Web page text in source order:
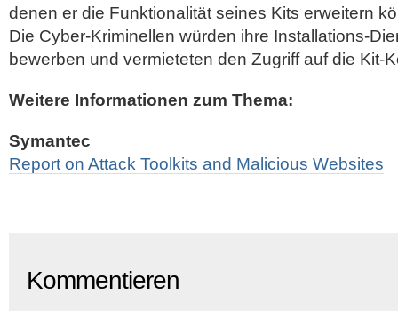
denen er die Funktionalität seines Kits erweitern
Die Cyber-Kriminellen würden ihre Installations-
bewerben und vermieteten den Zugriff auf die Kit-
Weitere Informationen zum Thema:
Symantec
Report on Attack Toolkits and Malicious Websites
Kommentieren